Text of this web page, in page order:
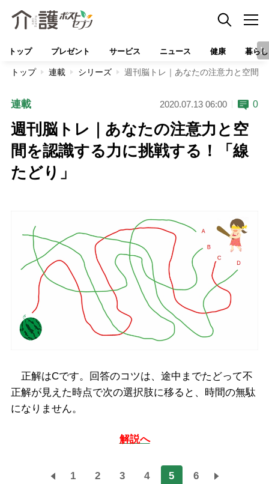
トップ プレゼント サービス ニュース 健康 暮らし
トップ 連載 シリーズ 週刊脳トレ｜あなたの注意力と空間
連載 2020.07.13 06:00 0
週刊脳トレ｜あなたの注意力と空
間を認識する力に挑戦する！「線
たどり」
正解はCです。回答のコツは、途中までたどって不
正解が見えた時点で次の選択肢に移ると、時間の無駄
になりません。
解説へ
1 2 3 4 5 6